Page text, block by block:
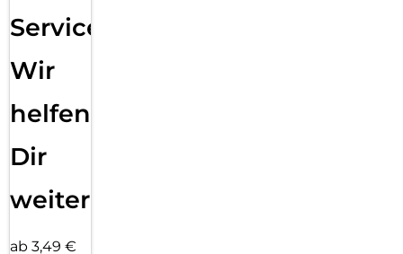
Service:
Wir
helfen
Dir
weiter
ab 3,49 €